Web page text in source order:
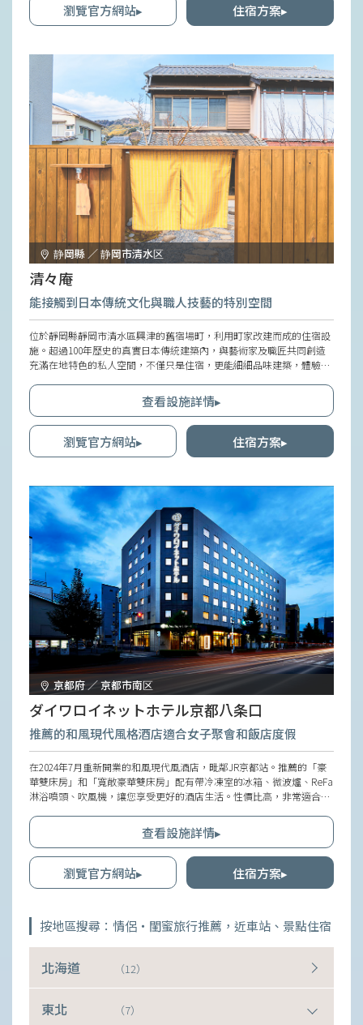
瀏覽官方網站▸ 住宿方案▸
静岡縣 ／ 静岡市清水区
清々庵
能接觸到日本傳統文化與職人技藝的特別空間
位於靜岡縣靜岡市清水區興津的舊宿場町，利用町家改建而成的住宿設
施。超過100年歷史的真實日本傳統建築內，與藝術家及職匠共同創造
充滿在地特色的私人空間，不僅只是住宿，更能細細品味建築，體驗日
客房。享受觸及未經觀光商業化的地方真實魅力，並刺激感官，從日常
生活中解放的住宿樂趣。
查看設施詳情▸
瀏覽官方網站▸ 住宿方案▸
京都府 ／ 京都市南区
ダイワロイネットホテル京都八条口
推薦的和風現代風格酒店適合女子聚會和飯店度假
在2024年7月重新開業的和風現代風酒店，毗鄰JR京都站。推薦的「豪
華雙床房」和「寬敞豪華雙床房」配有帶冷凍室的冰箱、微波爐、ReFa
淋浴噴頭、吹風機，讓您享受更好的酒店生活。性價比高，非常適合女
利，請務必充分利用。
查看設施詳情▸
瀏覽官方網站▸ 住宿方案▸
按地區搜尋：情侶・閨蜜旅行推薦，近車站、景點住宿
北海道 （12）
東北 （7）